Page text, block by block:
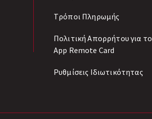
Tρόποι Πληρωμής
Πολιτική Απορρήτου για το
App Remote Card
Ρυθμίσεις Ιδιωτικότητας